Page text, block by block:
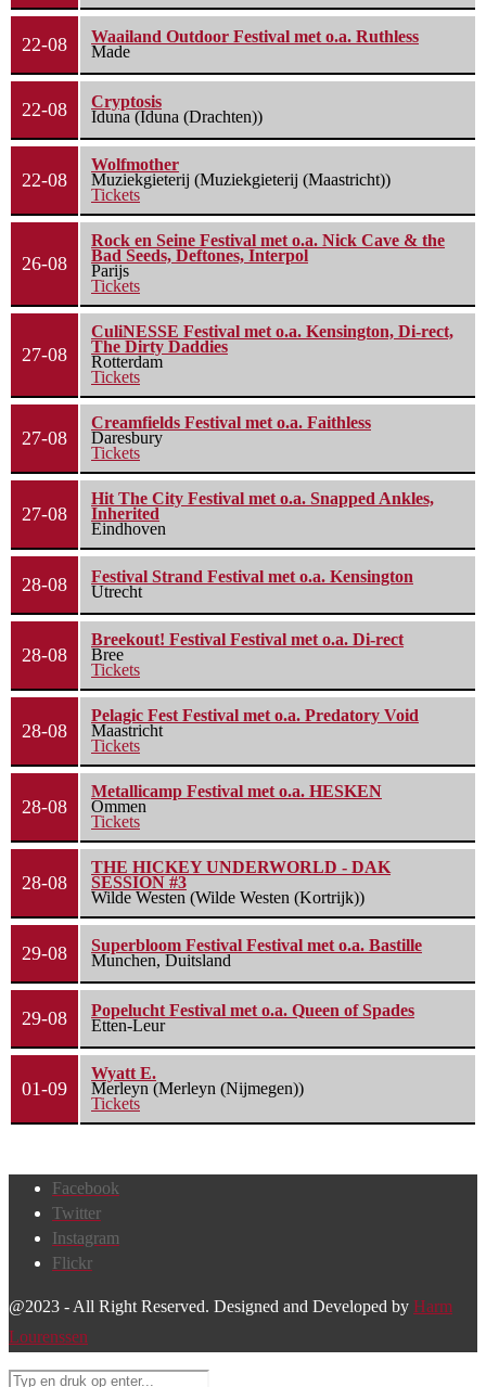
22-08
Waailand Outdoor Festival met o.a. Ruthless
Made
22-08
Cryptosis
Iduna (Iduna (Drachten))
22-08
Wolfmother
Muziekgieterij (Muziekgieterij (Maastricht))
Tickets
26-08
Rock en Seine Festival met o.a. Nick Cave & the
Bad Seeds, Deftones, Interpol
Parijs
Tickets
27-08
CuliNESSE Festival met o.a. Kensington, Di-rect,
The Dirty Daddies
Rotterdam
Tickets
27-08
Creamfields Festival met o.a. Faithless
Daresbury
Tickets
27-08
Hit The City Festival met o.a. Snapped Ankles,
Inherited
Eindhoven
28-08
Festival Strand Festival met o.a. Kensington
Utrecht
28-08
Breekout! Festival Festival met o.a. Di-rect
Bree
Tickets
28-08
Pelagic Fest Festival met o.a. Predatory Void
Maastricht
Tickets
28-08
Metallicamp Festival met o.a. HESKEN
Ommen
Tickets
28-08
THE HICKEY UNDERWORLD - DAK
SESSION #3
Wilde Westen (Wilde Westen (Kortrijk))
29-08
Superbloom Festival Festival met o.a. Bastille
Munchen, Duitsland
29-08
Popelucht Festival met o.a. Queen of Spades
Etten-Leur
01-09
Wyatt E.
Merleyn (Merleyn (Nijmegen))
Tickets
Facebook
Twitter
Instagram
Flickr
@2023 - All Right Reserved. Designed and Developed by Harm
Lourenssen